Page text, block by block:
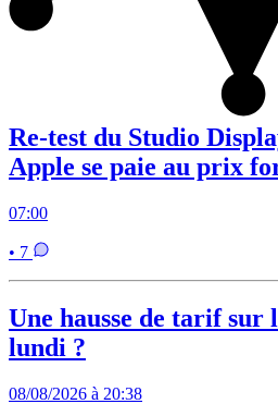
Re-test du Studio
Apple se paie au prix
07:00
• 7
Une hausse de tarif sur
lundi ?
08/08/2026 à 20:38